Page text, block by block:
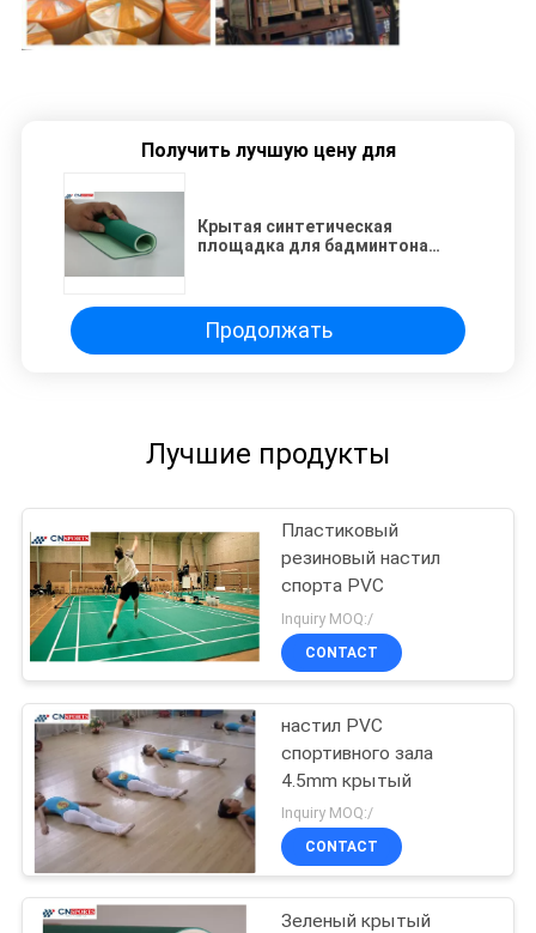
Получить лучшую цену для
Крытая синтетическая
площадка для бадминтона
Продолжать
Лучшие продукты
Пластиковый
резиновый настил
спорта PVC
Inquiry MOQ:/
CONTACT
настил PVC
спортивного зала
4.5mm крытый
Inquiry MOQ:/
CONTACT
Зеленый крытый